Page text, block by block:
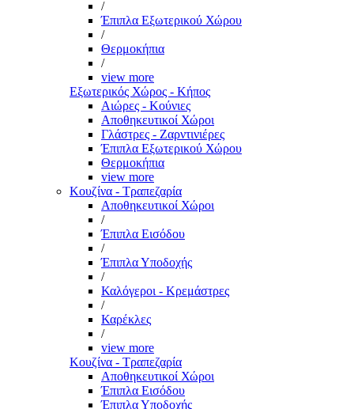
/
Έπιπλα Εξωτερικού Χώρου
/
Θερμοκήπια
/
view more
Εξωτερικός Χώρος - Κήπος
Αιώρες - Κούνιες
Αποθηκευτικοί Χώροι
Γλάστρες - Ζαρντινιέρες
Έπιπλα Εξωτερικού Χώρου
Θερμοκήπια
view more
Κουζίνα - Τραπεζαρία
Αποθηκευτικοί Χώροι
/
Έπιπλα Εισόδου
/
Έπιπλα Υποδοχής
/
Καλόγεροι - Κρεμάστρες
/
Καρέκλες
/
view more
Κουζίνα - Τραπεζαρία
Αποθηκευτικοί Χώροι
Έπιπλα Εισόδου
Έπιπλα Υποδοχής